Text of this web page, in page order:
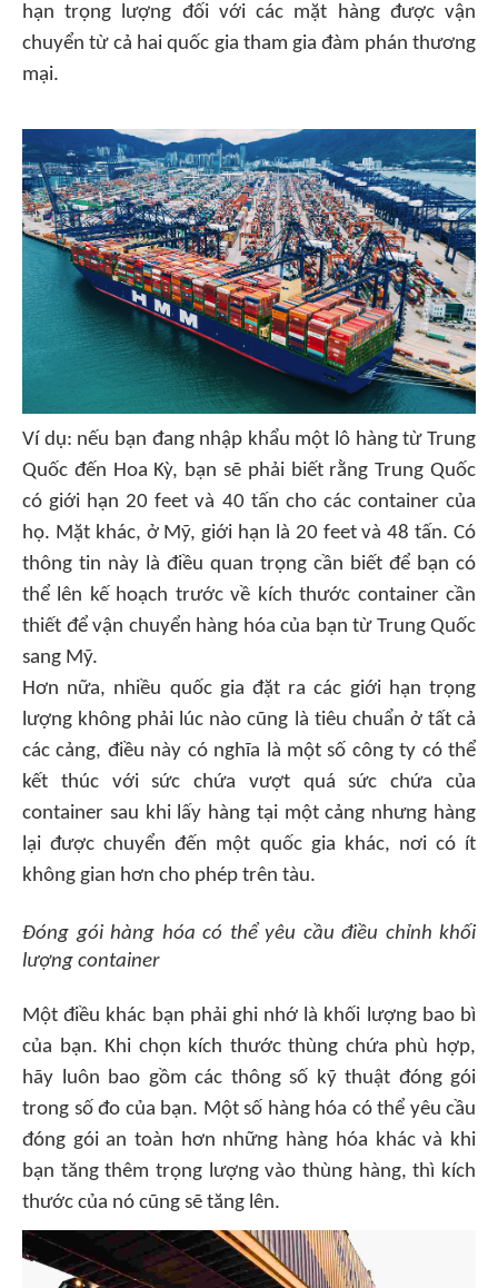
hạn trọng lượng đối với các mặt hàng được vận
chuyển từ cả hai quốc gia tham gia đàm phán thương
mại.
Ví dụ: nếu bạn đang nhập khẩu một lô hàng từ Trung
Quốc đến Hoa Kỳ, bạn sẽ phải biết rằng Trung Quốc
có giới hạn 20 feet và 40 tấn cho các container của
họ. Mặt khác, ở Mỹ, giới hạn là 20 feet và 48 tấn. Có
thông tin này là điều quan trọng cần biết để bạn có
thể lên kế hoạch trước về kích thước container cần
thiết để vận chuyển hàng hóa của bạn từ Trung Quốc
sang Mỹ.
Hơn nữa, nhiều quốc gia đặt ra các giới hạn trọng
lượng không phải lúc nào cũng là tiêu chuẩn ở tất cả
các cảng, điều này có nghĩa là một số công ty có thể
kết thúc với sức chứa vượt quá sức chứa của
container sau khi lấy hàng tại một cảng nhưng hàng
lại được chuyển đến một quốc gia khác, nơi có ít
không gian hơn cho phép trên tàu.
Đóng gói hàng hóa có thể yêu cầu điều chỉnh khối
lượng container
Một điều khác bạn phải ghi nhớ là khối lượng bao bì
của bạn. Khi chọn kích thước thùng chứa phù hợp,
hãy luôn bao gồm các thông số kỹ thuật đóng gói
trong số đo của bạn. Một số hàng hóa có thể yêu cầu
đóng gói an toàn hơn những hàng hóa khác và khi
bạn tăng thêm trọng lượng vào thùng hàng, thì kích
thước của nó cũng sẽ tăng lên.